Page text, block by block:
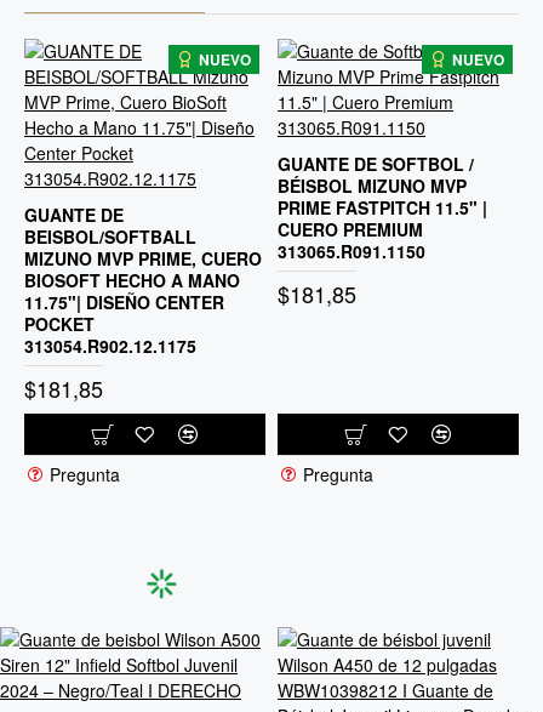
NUEVO
GUANTE DE
BEISBOL/SOFTBALL
MIZUNO MVP PRIME, CUERO
BIOSOFT HECHO A MANO
11.75"| DISEÑO CENTER
POCKET
313054.R902.12.1175
$181,85
Pregunta
NUEVO
GUANTE DE SOFTBOL /
BÉISBOL MIZUNO MVP
PRIME FASTPITCH 11.5" |
CUERO PREMIUM
313065.R091.1150
$181,85
Pregunta